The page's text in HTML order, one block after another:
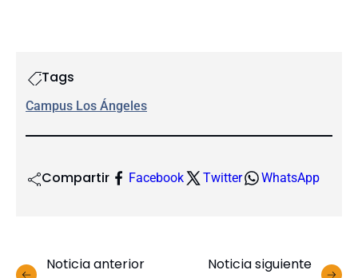
Tags
Campus Los Ángeles
Compartir Facebook Twitter WhatsApp
Noticia anterior Noticia siguiente